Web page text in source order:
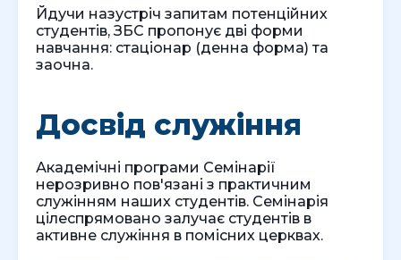
Йдучи назустріч запитам потенційних
студентів, ЗБС пропонує дві форми
навчання: стаціонар (денна форма) та
заочна.
Досвід служіння
Академічні програми Семінарії
нерозривно пов'язані з практичним
служінням наших студентів. Семінарія
цілеспрямовано залучає студентів в
активне служіння в помісних церквах.